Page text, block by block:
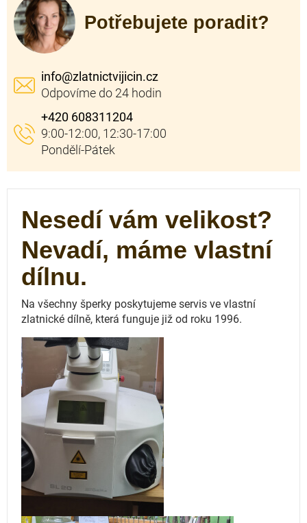
Potřebujete poradit?
info@zlatnictvijicin.cz
+420 608311204
Nesedí vám velikost?
Nevadí, máme vlastní
dílnu.
Na všechny šperky poskytujeme servis ve vlastní
zlatnické dílně, která funguje již od roku 1996.